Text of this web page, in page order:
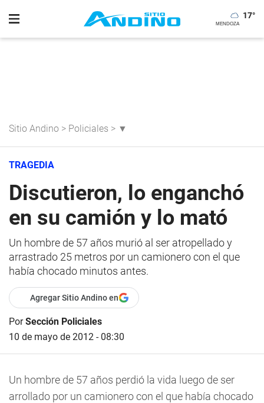
17°
Sitio Andino > Policiales > ▼
TRAGEDIA
Discutieron, lo enganchó
en su camión y lo mató
Un hombre de 57 años murió al ser atropellado y
arrastrado 25 metros por un camionero con el que
había chocado minutos antes.
Agregar Sitio Andino en
PorSección Policiales
10 de mayo de 2012 - 08:30
Un hombre de 57 años perdió la vida luego de ser
arrollado por un camionero con el que había chocado